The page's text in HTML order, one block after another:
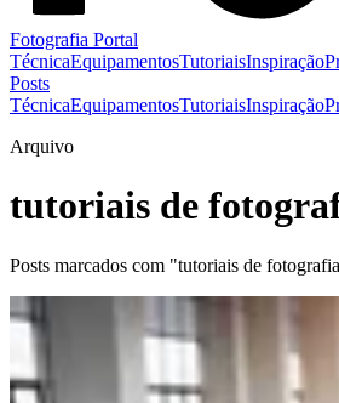
Fotografia Portal
TécnicaEquipamentosTutoriaisInspiração
Posts
TécnicaEquipamentosTutoriaisInspiração
Arquivo
tutoriais de
Posts marcados com "tutoriais de